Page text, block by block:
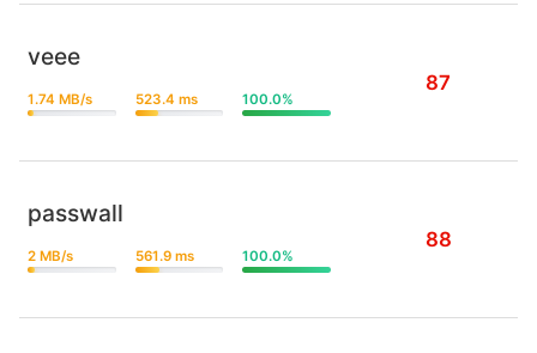
veee
1.74 MB/s 523.4 ms 100.0%
87
passwall
2 MB/s 561.9 ms 100.0%
88